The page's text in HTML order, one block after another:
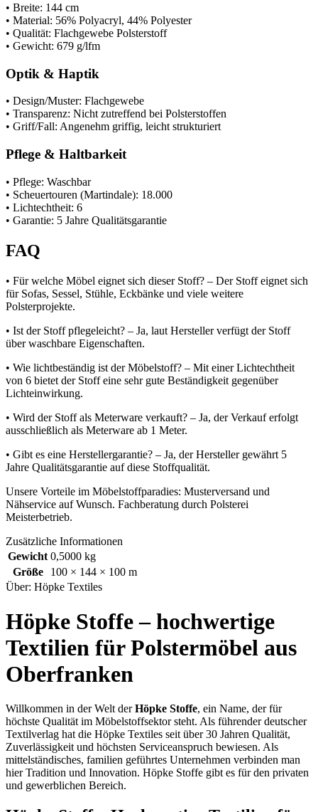
• Breite: 144 cm
• Material: 56% Polyacryl, 44% Polyester
• Qualität: Flachgewebe Polsterstoff
• Gewicht: 679 g/lfm
Optik & Haptik
• Design/Muster: Flachgewebe
• Transparenz: Nicht zutreffend bei Polsterstoffen
• Griff/Fall: Angenehm griffig, leicht strukturiert
Pflege & Haltbarkeit
• Pflege: Waschbar
• Scheuertouren (Martindale): 18.000
• Lichtechtheit: 6
• Garantie: 5 Jahre Qualitätsgarantie
FAQ
• Für welche Möbel eignet sich dieser Stoff? – Der Stoff eignet sich
für Sofas, Sessel, Stühle, Eckbänke und viele weitere
Polsterprojekte.
• Ist der Stoff pflegeleicht? – Ja, laut Hersteller verfügt der Stoff
über waschbare Eigenschaften.
• Wie lichtbeständig ist der Möbelstoff? – Mit einer Lichtechtheit
von 6 bietet der Stoff eine sehr gute Beständigkeit gegenüber
Lichteinwirkung.
• Wird der Stoff als Meterware verkauft? – Ja, der Verkauf erfolgt
ausschließlich als Meterware ab 1 Meter.
• Gibt es eine Herstellergarantie? – Ja, der Hersteller gewährt 5
Jahre Qualitätsgarantie auf diese Stoffqualität.
Unsere Vorteile im Möbelstoffparadies: Musterversand und
Nähservice auf Wunsch. Fachberatung durch Polsterei
Meisterbetrieb.
Zusätzliche Informationen
Gewicht 0,5000 kg
Größe
100 × 144 × 100 m
Über: Höpke Textiles
Höpke Stoffe – hochwertige
Textilien für Polstermöbel aus
Oberfranken
Willkommen in der Welt derHöpke Stoffe, ein Name, der für
höchste Qualität im Möbelstoffsektor steht. Als führender deutscher
Textilverlag hat die Höpke Textiles seit über 30 Jahren Qualität,
Zuverlässigkeit und höchsten Serviceanspruch bewiesen. Als
mittelständisches, familien geführtes Unternehmen verbinden man
hier Tradition und Innovation. Höpke Stoffe gibt es für den privaten
und gewerblichen Bereich.